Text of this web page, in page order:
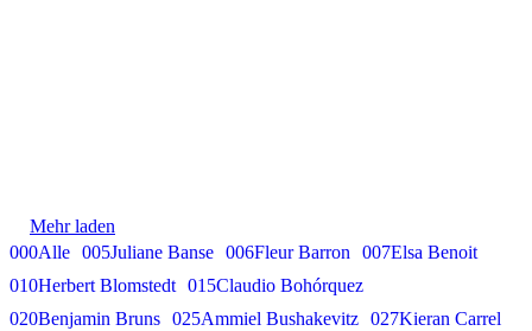
Konstantin Krimmel
Tabea Zimmermann
Santander
Gerold Huber erhält das Bundesverdienstkreuz
am Bande
Gerold Huber
Alexander Grassauer in Bayreuth
Alexander Grassauer
Festspielen
Mehr laden
000Alle 005Juliane Banse 006Fleur Barron
007Elsa Benoit
010Herbert Blomstedt 015Claudio Bohórquez
020Benjamin Bruns 025Ammiel Bushakevitz 027Kieran Carrel